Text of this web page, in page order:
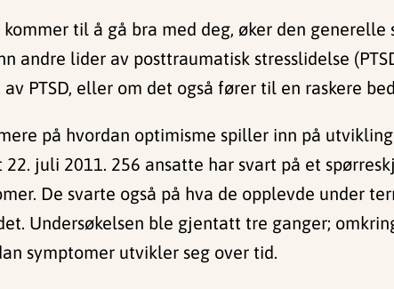
til å gå bra med deg, øker den generelle
andre lider av posttraumatisk stresslidelse
PTSD, eller om det også fører til en raskere
på hvordan optimisme spiller inn på
juli 2011. 256 ansatte har svart på et
De svarte også på hva de opplevde under
Undersøkelsen ble gjentatt tre ganger;
symptomer utvikler seg over tid.